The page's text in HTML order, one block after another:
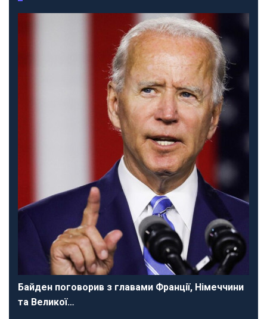
Байден поговорив з главами Франції, Німеччини
та Великої…